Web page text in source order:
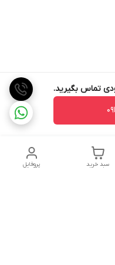
تماس بگیرید.
پروفایل سبد خرید